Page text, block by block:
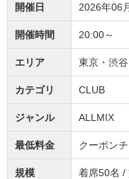
開催日 2026年06
開催時間 20:00～
エリア 東京・渋谷
カテゴリ CLUB
ジャンル ALLMIX
最低料金 クーポン
規模 着席50名 /